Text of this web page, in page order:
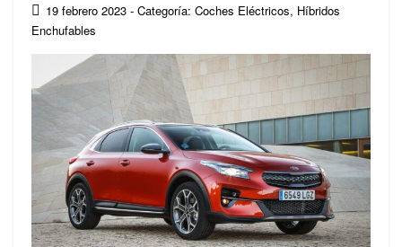
19 febrero 2023 - Categoría: Coches Eléctricos, Híbridos
Enchufables